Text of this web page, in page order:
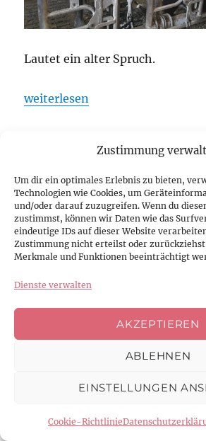
Zustimmung
Um dir ein optimales Erlebnis zu bieten,
Technologien wie Cookies, um
und/oder darauf zuzugreifen. Wenn du
zustimmst, können wir Daten wie das
eindeutige IDs auf dieser Website
Zustimmung nicht erteilst oder
Merkmale und Funktionen beeinträchtigt
Dienste verwalten
AKZEPTIEREN
ABLEHNEN
EINSTELLUNGEN
Cookie-Richtlinie
Lautet ein alter Spruch.
„Im Spätherbst wächst nur noch
weiterlesen
Schreibe einen Kommentarzu
Spätherbst
wächst
nur
noch
das
Fell
Stallsaison
Auf der Weide wächst Ende